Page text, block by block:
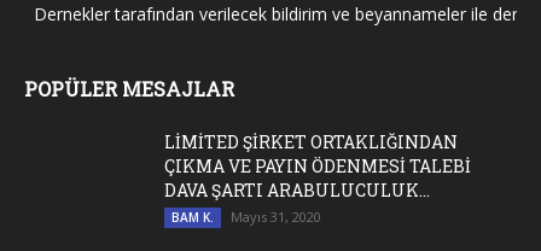
Dernekler tarafından verilecek bildirim ve beyannameler ile
POPÜLER MESAJLAR
LİMİTED ŞİRKET ORTAKLIĞINDAN
ÇIKMA VE PAYIN ÖDENMESİ TALEBİ
DAVA ŞARTI ARABULUCULUK...
BAM K. Mayıs 31, 2020